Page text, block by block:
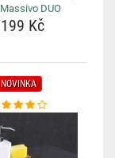
DUO
Kč
NOVINKA